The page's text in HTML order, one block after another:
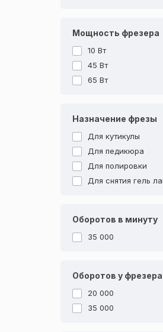
Мощность фрезера
10 Вт
45 Вт
65 Вт
Назначение фрезы
Для кутикулы
Для педикюра
Для полировки
Для снятия гель
Оборотов в минуту
35 000
Оборотов у фрезера
20 000
35 000